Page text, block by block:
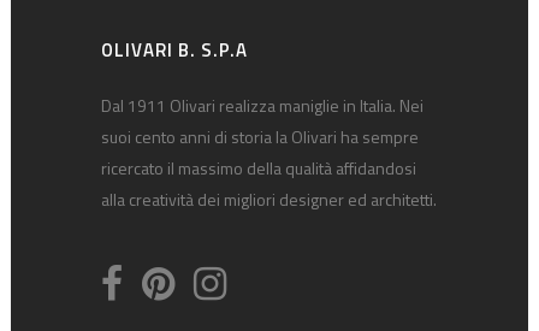
OLIVARI B. S.P.A
Dal 1911 Olivari realizza maniglie in Italia. Nei
suoi cento anni di storia la Olivari ha sempre
ricercato il massimo della qualità affidandosi
alla creatività dei migliori designer ed architetti.